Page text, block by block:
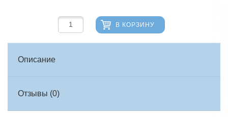
В КОРЗИНУ
Описание
Отзывы (0)